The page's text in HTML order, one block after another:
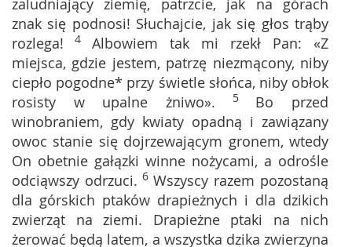
zaludniający ziemię, patrzcie, jak na górach
znak się podnosi! Słuchajcie, jak się głos trąby
rozlega! 4 Albowiem tak mi rzekł Pan: «Z
miejsca, gdzie jestem, patrzę niezmącony, niby
ciepło pogodne* przy świetle słońca, niby obłok
rosisty w upalne żniwo». 5 Bo przed
winobraniem, gdy kwiaty opadną i zawiązany
owoc stanie się dojrzewającym gronem, wtedy
On obetnie gałązki winne nożycami, a odrośle
odciąwszy odrzuci. 6 Wszyscy razem pozostaną
dla górskich ptaków drapieżnych i dla dzikich
zwierząt na ziemi. Drapieżne ptaki na nich
żerować będą latem, a wszystka dzika zwierzyna